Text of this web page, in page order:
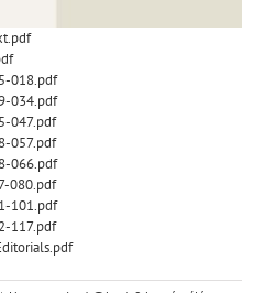
018.pdf
034.pdf
047.pdf
057.pdf
066.pdf
080.pdf
101.pdf
117.pdf